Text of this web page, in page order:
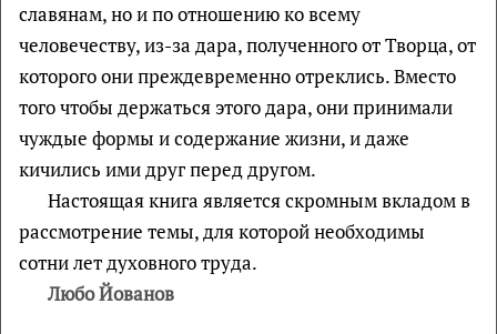
славянам, но и по отношению ко всему
человечеству, из-за дара, полученного от Творца, от
которого они преждевременно отреклись. Вместо
того чтобы держаться этого дара, они принимали
чуждые формы и содержание жизни, и даже
кичились ими друг перед другом.
Настоящая книга является скромным вкладом в
рассмотрение темы, для которой необходимы
сотни лет духовного труда.
Любо Йованов